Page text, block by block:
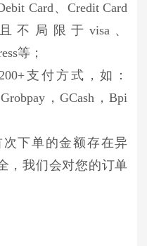
Card、Credit Card
不局限于visa、
等；
支付方式，如：
，GCash，Bpi
下单的金额存在异
，我们会对您的订单